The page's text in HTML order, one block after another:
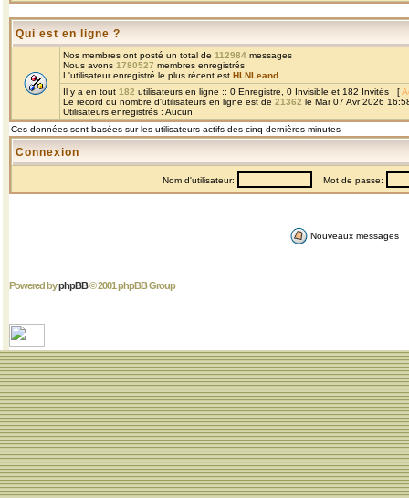
Qui est en ligne ?
Nos membres ont posté un total de 112984 messages
Nous avons 1780527 membres enregistrés
L'utilisateur enregistré le plus récent est HLNLeand
Il y a en tout 182 utilisateurs en ligne :: 0 Enregistré, 0 Invisible et 182 Invités [
Le record du nombre d'utilisateurs en ligne est de 21362 le Mar 07 Avr 2026
Utilisateurs enregistrés : Aucun
Ces données sont basées sur les utilisateurs actifs des cinq dernières minutes
Connexion
Nom d'utilisateur: Mot de passe:
Nouveaux messages
Powered byphpBB© 2001 phpBB Group